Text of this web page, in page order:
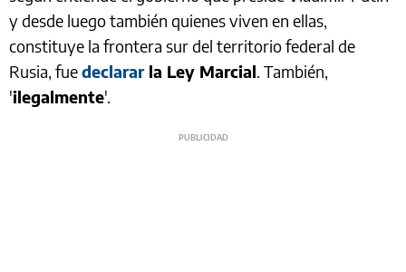
y desde luego también quienes viven en ellas,
constituye la frontera sur del territorio federal de
Rusia, fuedeclararla Ley Marcial. También,
'ilegalmente'.